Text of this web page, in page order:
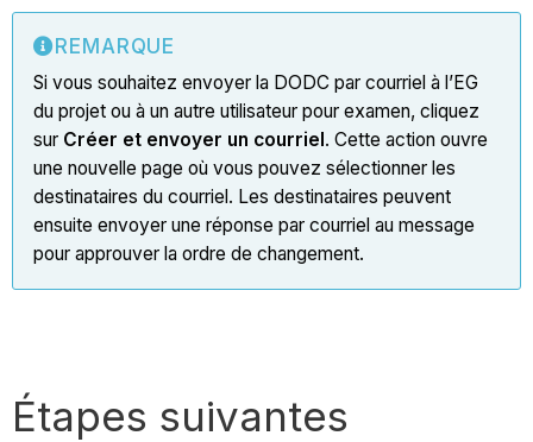
REMARQUE
Si vous souhaitez envoyer la DODC par courriel à l’EG
du projet ou à un autre utilisateur pour examen, cliquez
sur Créer et envoyer un courriel. Cette action ouvre
une nouvelle page où vous pouvez sélectionner les
destinataires du courriel. Les destinataires peuvent
ensuite envoyer une réponse par courriel au message
pour approuver la ordre de changement.
Étapes suivantes